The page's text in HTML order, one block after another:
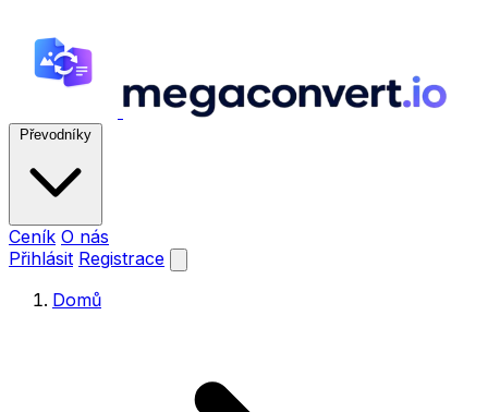
Převodníky
Ceník O nás
Přihlásit Registrace
Domů